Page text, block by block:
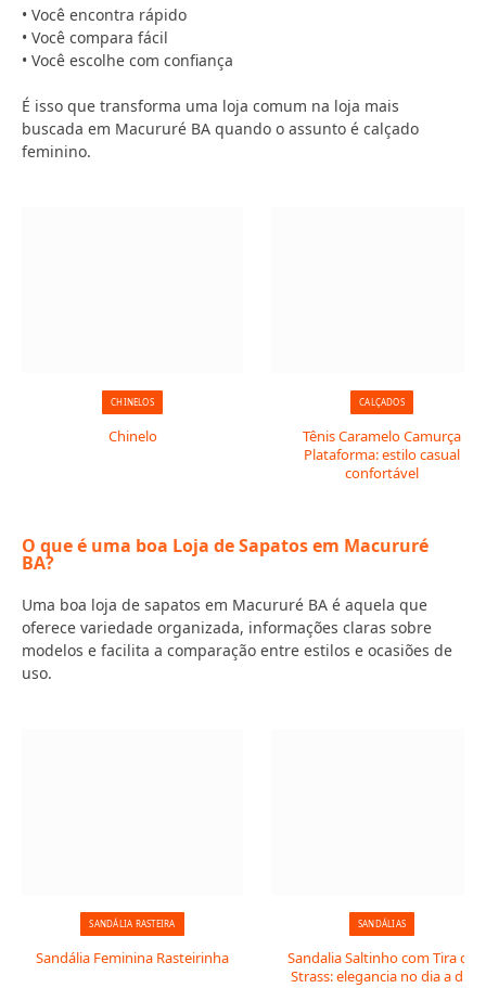
• Você encontra rápido
• Você compara fácil
• Você escolhe com confiança
É isso que transforma uma loja comum na loja mais
buscada em Macururé BA quando o assunto é calçado
feminino.
CHINELOS
Chinelo
CALÇADOS
Tênis Caramelo Camurça
Plataforma: estilo casual
confortável
O que é uma boa Loja de Sapatos em Macururé
BA?
Uma boa loja de sapatos em Macururé BA é aquela que
oferece variedade organizada, informações claras sobre
modelos e facilita a comparação entre estilos e ocasiões de
uso.
SANDÁLIA RASTEIRA
Sandália Feminina Rasteirinha
SANDÁLIAS
Sandalia Saltinho com Tira de
Strass: elegancia no dia a dia